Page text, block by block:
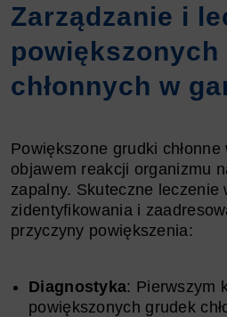
Zarządzanie i
powiększonych
chłonnych w
Powiększone grudki
objawem reakcji organizmu
zapalny. Skuteczne leczenie
zidentyfikowania i
przyczyny powiększenia:
Diagnostyka: Pierwszym
powiększonych grudek